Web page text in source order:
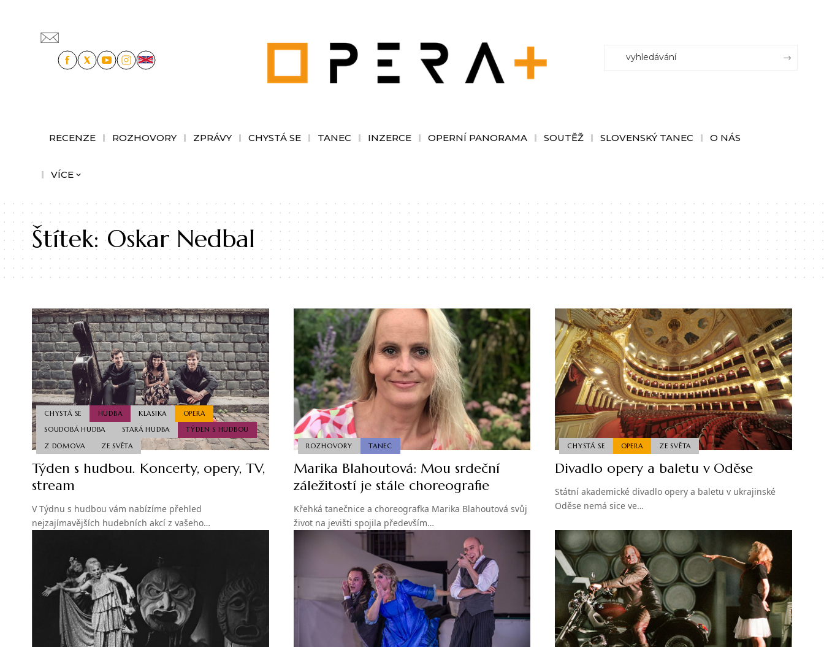
RECENZE ROZHOVORY ZPRÁVY CHYSTÁ SE TANEC INZERCE OPERNÍ PANORAMA SOUTĚŽ SLOVENSKÝ TANEC O NÁS
VÍCE
Štítek:Oskar Nedbal
CHYSTÁ SE HUDBA KLASIKA
OPERA
SOUDOBÁ HUDBA
STARÁ HUDBA
TÝDEN S HUDBOU
Z DOMOVA
ZE SVĚTA
Týden s hudbou. Koncerty, opery, TV,
stream
V Týdnu s hudbou vám nabízíme přehled
nejzajímavějších hudebních akcí z vašeho…
ROZHOVORY TANEC
Marika Blahoutová: Mou srdeční
záležitostí je stále choreografie
Křehká tanečnice a choreografka Marika Blahoutová svůj
život na jevišti spojila především…
CHYSTÁ SE OPERA ZE SVĚTA
Divadlo opery a baletu v Oděse
Státní akademické divadlo opery a baletu v ukrajinské
Oděse nemá sice ve…